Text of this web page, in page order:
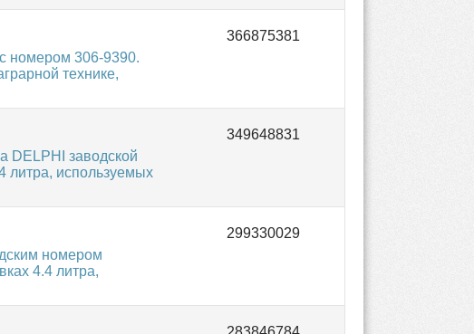
номером 306-9390.
технике,
DELPHI заводской
литра, используемых
номером
4.4 литра,